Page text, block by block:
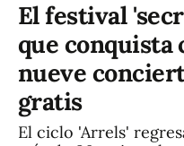
El festival
que conquista
nueve
gratis
El ciclo 'Arrels'